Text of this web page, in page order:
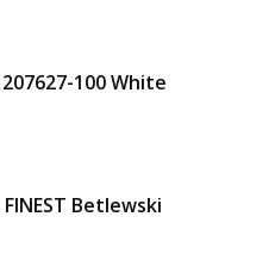
207627-100 White
Betlewski